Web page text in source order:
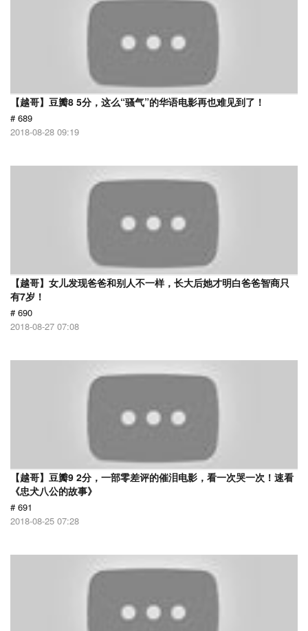
【越哥】豆瓣8 5分，这么“骚气”的华语电影再也难见到了！
# 689
2018-08-28 09:19
【越哥】女儿发现爸爸和别人不一样，长大后她才明白爸爸智商只
有7岁！
# 690
2018-08-27 07:08
【越哥】豆瓣9 2分，一部零差评的催泪电影，看一次哭一次！速看
《忠犬八公的故事》
# 691
2018-08-25 07:28